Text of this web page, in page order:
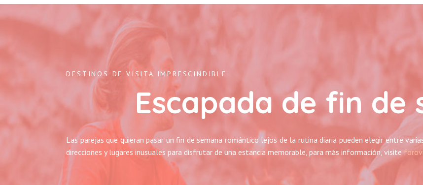
DESTINOS DE VISITA IMPRESCINDIBLE
Escapada de fin de
Las parejas que quieran pasar un fin de semana romántico lejos de la rutina diaria pueden elegir entre
direcciones y lugares inusuales para disfrutar de una estancia memorable, para más información, visite